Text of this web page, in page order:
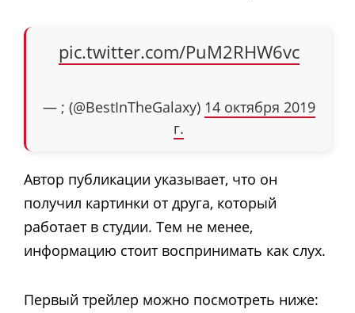
pic.twitter.com/PuM2RHW6vc
— ; (@BestInTheGalaxy) 14 октября 2019
г.
Автор публикации указывает, что он
получил картинки от друга, который
работает в студии. Тем не менее,
информацию стоит воспринимать как слух.
Первый трейлер можно посмотреть ниже: